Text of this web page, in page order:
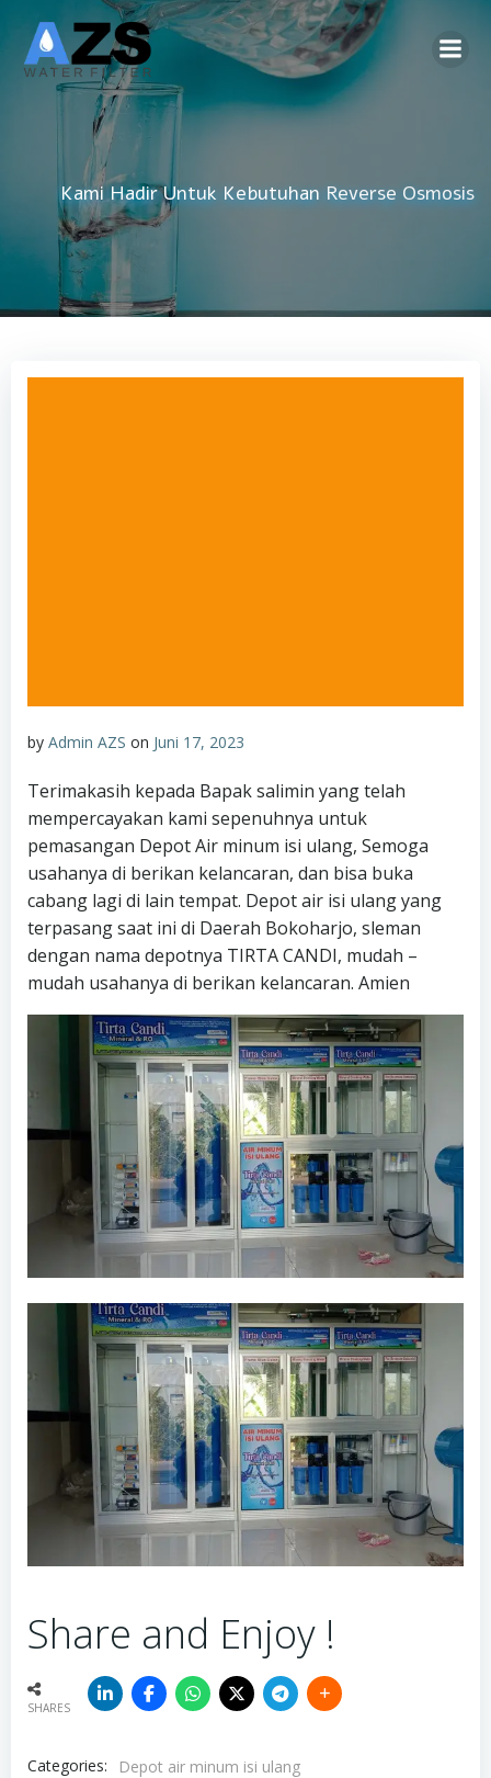
Skip
to
content
Kami Hadir Untuk Kebutuhan Reverse Osmosis
by Admin AZS on Juni 17, 2023
Terimakasih kepada Bapak salimin yang telah
mempercayakan kami sepenuhnya untuk
pemasangan Depot Air minum isi ulang, Semoga
usahanya di berikan kelancaran, dan bisa buka
cabang lagi di lain tempat. Depot air isi ulang yang
terpasang saat ini di Daerah Bokoharjo, sleman
dengan nama depotnya TIRTA CANDI, mudah –
mudah usahanya di berikan kelancaran. Amien
Share and Enjoy !
SHARES
Categories:
Depot air minum isi ulang